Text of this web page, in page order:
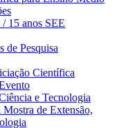
15 anos SEE
de Pesquisa
Científica
e Tecnologia
Mostra de Extensão,